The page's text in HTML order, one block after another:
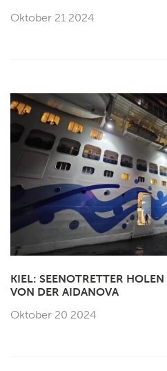
Oktober 21 2024
KIEL: SEENOTRETTER
VON DER AIDANOVA
Oktober 20 2024